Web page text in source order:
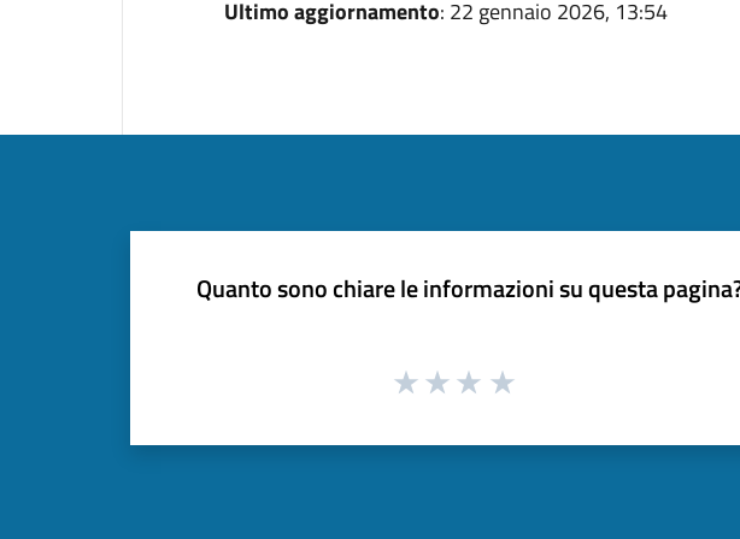
Ultimo aggiornamento: 22 gennaio 2026, 13:54
Quanto sono chiare le informazioni su questa